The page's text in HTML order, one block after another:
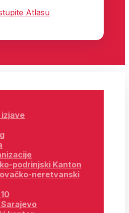
Atlasu
podrinjski Kanton
neretvanski